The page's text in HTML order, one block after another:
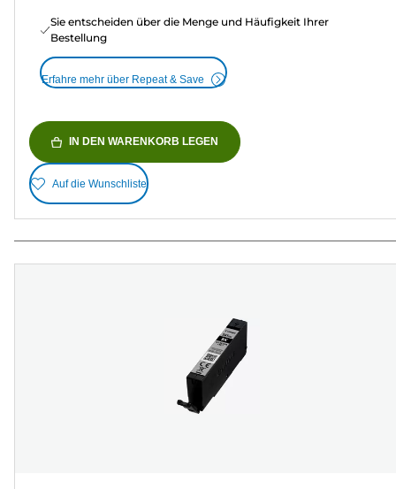
Sie entscheiden über die Menge und Häufigkeit Ihrer
Bestellung
Erfahre mehr über Repeat & Save
IN DEN WARENKORB LEGEN
Auf die Wunschliste